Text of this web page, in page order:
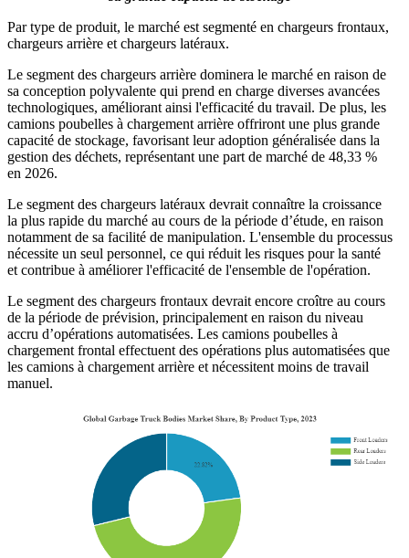
Par type de produit, le marché est segmenté en chargeurs frontaux,
chargeurs arrière et chargeurs latéraux.
Le segment des chargeurs arrière dominera le marché en raison de
sa conception polyvalente qui prend en charge diverses avancées
technologiques, améliorant ainsi l'efficacité du travail. De plus, les
camions poubelles à chargement arrière offriront une plus grande
capacité de stockage, favorisant leur adoption généralisée dans la
gestion des déchets, représentant une part de marché de 48,33 %
en 2026.
Le segment des chargeurs latéraux devrait connaître la croissance
la plus rapide du marché au cours de la période d’étude, en raison
notamment de sa facilité de manipulation. L'ensemble du processus
nécessite un seul personnel, ce qui réduit les risques pour la santé
et contribue à améliorer l'efficacité de l'ensemble de l'opération.
Le segment des chargeurs frontaux devrait encore croître au cours
de la période de prévision, principalement en raison du niveau
accru d’opérations automatisées. Les camions poubelles à
chargement frontal effectuent des opérations plus automatisées que
les camions à chargement arrière et nécessitent moins de travail
manuel.